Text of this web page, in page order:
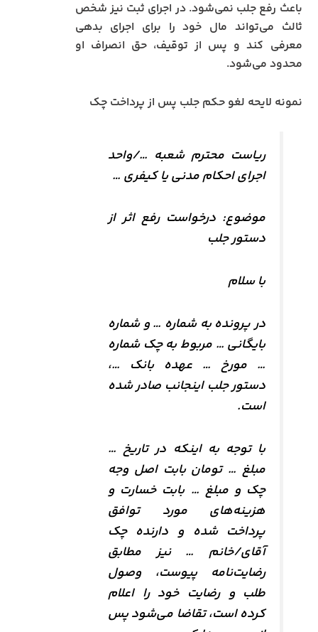
باعث رفع جلب نمی‌شود. در اجرای ثبت نیز شخص
ثالث می‌تواند مال خود را برای اجرای بدهی
معرفی کند و پس از توقیف، حق انصراف او
محدود می‌شود.
نمونه لایحه لغو حکم جلب پس از پرداخت چک
ریاست محترم شعبه …/واحد
اجرای احکام مدنی یا کیفری …
موضوع: درخواست رفع اثر از
دستور جلب
با سلام
در پرونده به شماره … و شماره
بایگانی … مربوط به چک شماره
… مورخ … عهده بانک …،
دستور جلب اینجانب صادر شده
است.
با توجه به اینکه در تاریخ …
مبلغ … تومان بابت اصل وجه
چک و مبلغ … بابت خسارت و
هزینه‌های مورد توافق
پرداخت شده و دارنده چک
آقای/خانم … نیز مطابق
رضایت‌نامه پیوست، وصول
طلب و رضایت خود را اعلام
کرده است، تقاضا می‌شود پس